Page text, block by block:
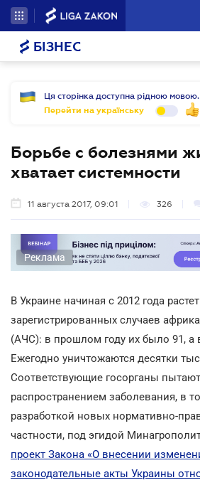
БІЗНЕС
Ця сторінка доступна рідною мовою.
Перейти на українську
Борьбе с болезнями
хватает системности
11 августа 2017, 09:01 326
Реклама
В Украине начиная с 2012 года
зарегистрированных случаев
(АЧС): в прошлом году их было 91, а
Ежегодно уничтожаются десятки
Соответствующие госорганы
распространением заболевания, в
разработкой новых нормативно-
частности, под эгидой
проект Закона «О внесении
законодательные акты Украины